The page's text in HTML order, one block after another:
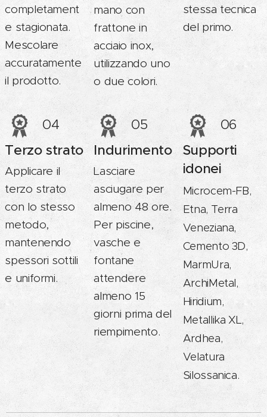
completament
e stagionata.
Mescolare
accuratamente
il prodotto.
mano con
frattone in
acciaio inox,
utilizzando uno
o due colori.
stessa tecnica
del primo.
04
Terzo strato
Applicare il
terzo strato
con lo stesso
metodo,
mantenendo
spessori sottili
e uniformi.
05
Indurimento
Lasciare
asciugare per
almeno 48 ore.
Per piscine,
vasche e
fontane
attendere
almeno 15
giorni prima del
riempimento.
06
Supporti
idonei
Microcem-FB,
Etna, Terra
Veneziana,
Cemento 3D,
MarmUra,
ArchiMetal,
Hiridium,
Metallika XL,
Ardhea,
Velatura
Silossanica.